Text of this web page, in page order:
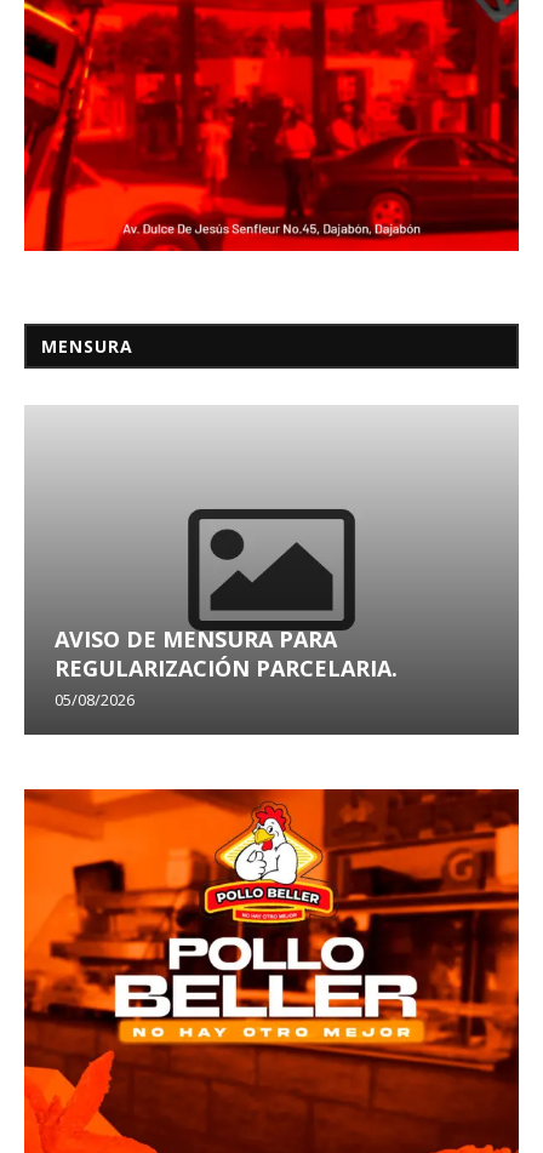
MENSURA
AVISO DE MENSURA PARA
REGULARIZACIÓN PARCELARIA.
05/08/2026